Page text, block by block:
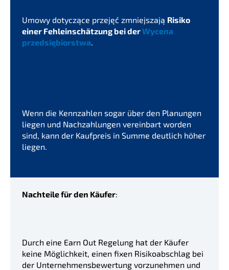
Umowy dotyc­zące przejęć zmnie­js­za­ją Risiko
einer Fehlein­schät­zung bei derWycena
przedsię­bi­orst­wa.
Wenn die Kennzah­len sogar über den Planun­gen
liegen und Nachzah­lun­gen verein­bart worden
sind, kann der Kaufpreis in Summe deutlich höher
liegen.
Nachtei­le für den Käufer:
Durch eine Earn Out Regelung hat der Käufer
keine Möglich­keit, einen fixen Risiko­ab­schlag bei
der Unter­neh­mens­be­wer­tung vorzu­neh­men und